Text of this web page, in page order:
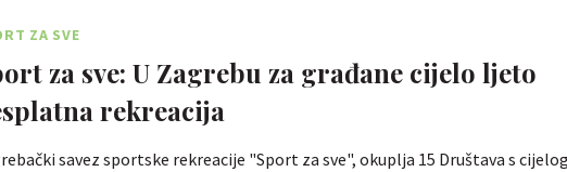
ZA SVE
za sve: U Zagrebu za građane cijelo ljeto
rekreacija
savez sportske rekreacije "Sport za sve", okuplja 15 Društava s